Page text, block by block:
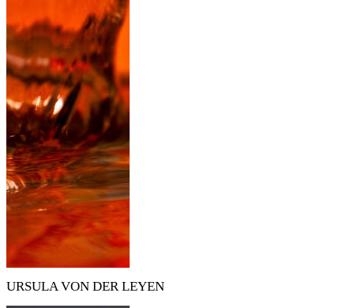
URSULA VON DER LEYEN